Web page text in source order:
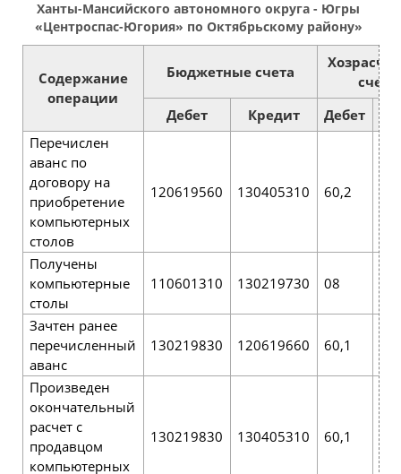
Ханты-Мансийского автономного округа - Югры
«Центроспас-Югория» по Октябрьскому району»
Содержание
операции
Бюджетные счета
счета
Дебет
Кредит Дебет
Перечислен
аванс по
договору на
приобретение
компьютерных
столов
120619560 130405310 60,2
Получены
компьютерные
столы
110601310 130219730 08
Зачтен ранее
перечисленный
аванс
130219830 120619660 60,1
Произведен
окончательный
расчет с
продавцом
компьютерных
130219830 130405310 60,1